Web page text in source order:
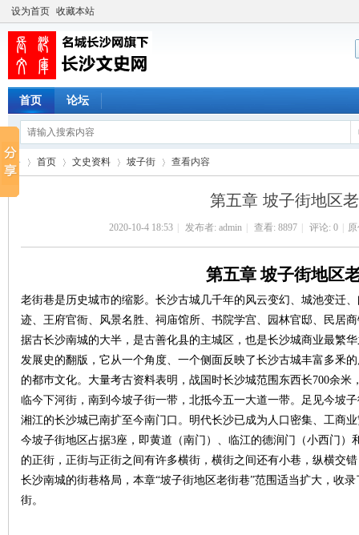
设为首页 收藏本站
首页 论坛
首页 文史资料
›
坡子街
›
查看内容
第五章 坡子街地区
2020-10-4 18:53 发布者: admin 查看: 8897 评论: 0
第五章坡子街地区
老街巷是历史城市的缩影。长沙古城几千年的风云变幻、城池变迁
迹、王府官衙、风景名胜、祠庙馆所、书院学宫、园林官邸、民居
据古长沙南城的大半，是古善化县的主城区，也是长沙城商业最繁
发展史的翻版，它从一个角度、一个侧面反映了长沙古城丰富多釆
的都巿文化。大量考古资料表明，战国时长沙城范围东西长700余米
临今下河街，南到今坡子街一带，北抵今五一大道一带。足见今坡
湘江的长沙城已南扩至今南门口。明代长沙已成为人口密集、工商
今坡子街地区占据3座，即黄道（南门）、临江的德润门（小西门
的正街，正街与正街之间有许多横街，横街之间还有小巷，纵横交
长沙南城的街巷格局，本章“坡子街地区老街巷”范围适当扩大，收
街。